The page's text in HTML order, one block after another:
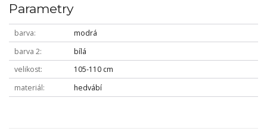
Parametry
barva
modrá
barva 2
bílá
velikost
105-110 cm
materiál
hedvábí